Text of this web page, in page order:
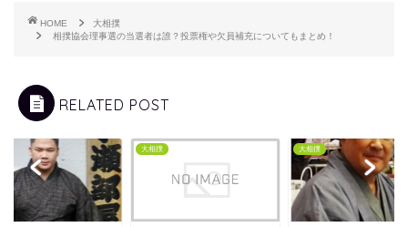
HOME
大相撲
相撲協会理事選の当選者は誰？投票権や欠員補充についてもまとめ！
RELATED POST
大相撲 大相撲